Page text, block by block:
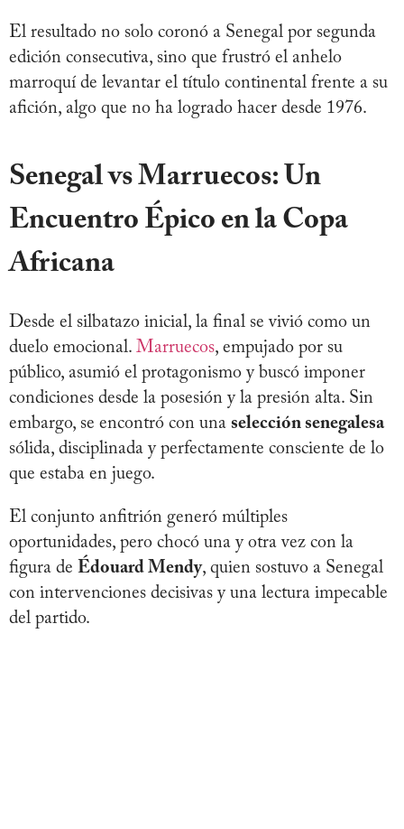
El resultado no solo coronó a Senegal por segunda
edición consecutiva, sino que frustró el anhelo
marroquí de levantar el título continental frente a su
afición, algo que no ha logrado hacer desde 1976.
Senegal vs Marruecos: Un
Encuentro Épico en la Copa
Africana
Desde el silbatazo inicial, la final se vivió como un
duelo emocional. Marruecos, empujado por su
público, asumió el protagonismo y buscó imponer
condiciones desde la posesión y la presión alta. Sin
embargo, se encontró con una selección senegalesa
sólida, disciplinada y perfectamente consciente de lo
que estaba en juego.
El conjunto anfitrión generó múltiples
oportunidades, pero chocó una y otra vez con la
figura de Édouard Mendy, quien sostuvo a Senegal
con intervenciones decisivas y una lectura impecable
del partido.